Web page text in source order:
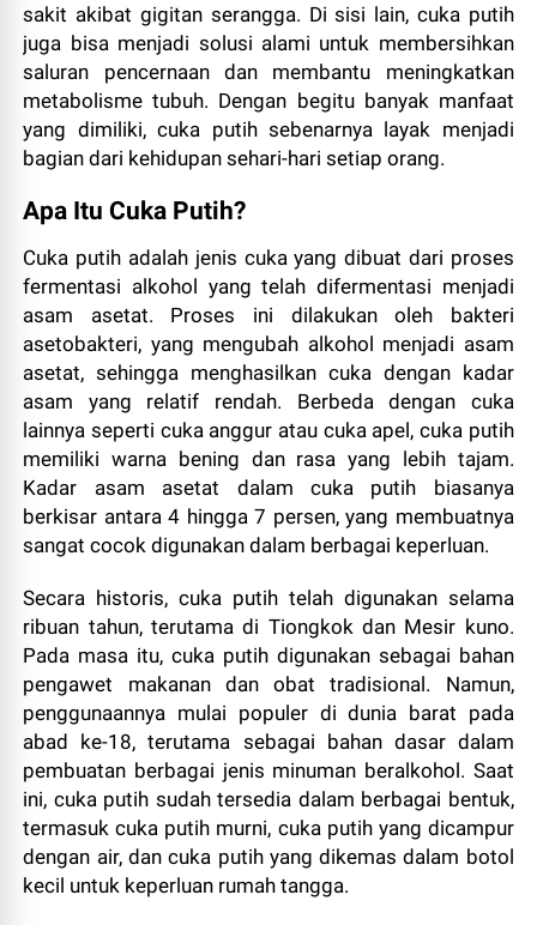
sakit akibat gigitan serangga. Di sisi lain, cuka putih
juga bisa menjadi solusi alami untuk membersihkan
saluran pencernaan dan membantu meningkatkan
metabolisme tubuh. Dengan begitu banyak manfaat
yang dimiliki, cuka putih sebenarnya layak menjadi
bagian dari kehidupan sehari-hari setiap orang.
Apa Itu Cuka Putih?
Cuka putih adalah jenis cuka yang dibuat dari proses
fermentasi alkohol yang telah difermentasi menjadi
asam asetat. Proses ini dilakukan oleh bakteri
asetobakteri, yang mengubah alkohol menjadi asam
asetat, sehingga menghasilkan cuka dengan kadar
asam yang relatif rendah. Berbeda dengan cuka
lainnya seperti cuka anggur atau cuka apel, cuka putih
memiliki warna bening dan rasa yang lebih tajam.
Kadar asam asetat dalam cuka putih biasanya
berkisar antara 4 hingga 7 persen, yang membuatnya
sangat cocok digunakan dalam berbagai keperluan.
Secara historis, cuka putih telah digunakan selama
ribuan tahun, terutama di Tiongkok dan Mesir kuno.
Pada masa itu, cuka putih digunakan sebagai bahan
pengawet makanan dan obat tradisional. Namun,
penggunaannya mulai populer di dunia barat pada
abad ke-18, terutama sebagai bahan dasar dalam
pembuatan berbagai jenis minuman beralkohol. Saat
ini, cuka putih sudah tersedia dalam berbagai bentuk,
termasuk cuka putih murni, cuka putih yang dicampur
dengan air, dan cuka putih yang dikemas dalam botol
kecil untuk keperluan rumah tangga.